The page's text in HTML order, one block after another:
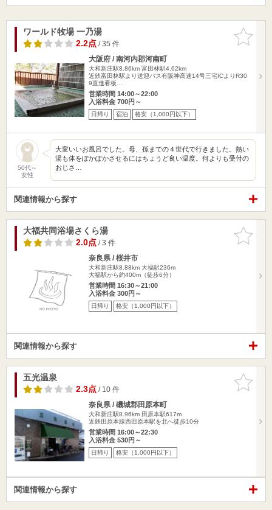
お気に入
りに追加
ワールド牧場 一乃湯
2.2点/ 35 件
大阪府 / 南河内郡河南町
大和新庄駅8.86km 富田林駅4.62km
近鉄富田林駅より送迎バス有阪神高速14号三宅ICよりR30
9直進看板…
営業時間 14:00～22:00
入浴料金 700円～
日帰り 宿泊 格安（1,000円以下）
50代～
女性
大変いいお風呂でした。母、孫までの４世代で行きました。熱い
湯も体をぽかぽかさせるにはちょうど良い温度。何よりも受付の
おじさ…
関連情報から探す
お気に入
りに追加
大福共同浴場さくら湯
2.0点/ 3 件
奈良県 / 桜井市
大和新庄駅8.88km 大福駅236m
大福駅から約400m（徒歩6分）
営業時間 16:30～21:00
入浴料金 300円～
日帰り 格安（1,000円以下）
関連情報から探す
お気に入
りに追加
五光温泉
2.3点/ 10 件
奈良県 / 磯城郡田原本町
大和新庄駅8.96km 田原本駅617m
近鉄田原本線西田原本駅を北へ徒歩10分
営業時間 16:00～22:30
入浴料金 530円～
日帰り 格安（1,000円以下）
関連情報から探す